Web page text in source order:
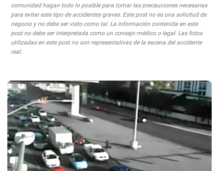
comunidad hagan todo lo posible para tomar las precauciones necesarias
para evitar este tipo de accidentes graves. Este post no es una solicitud de
negocio y no debe ser visto como tal. La información contenida en este
post no debe ser interpretada como un consejo médico o legal. Las fotos
utilizadas en este post no son representativas de la escena del accidente
real.